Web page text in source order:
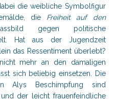
die weibliche Symbolfigur
die Freiheit auf den
gegen politische
Hat aus der Jugendzeit
das Ressentiment überlebt?
mehr an den damaligen
sich beliebig einsetzen. Die
Alys Beschimpfung sind
der leicht frauenfeindliche